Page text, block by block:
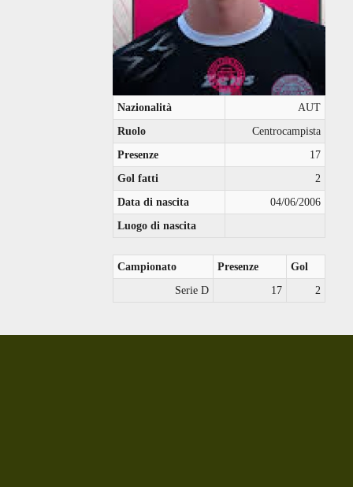
Nazionalità
AUT
Ruolo
Centrocampista
Presenze
17
Gol fatti
2
Data di nascita
04/06/2006
Luogo di nascita
Campionato Presenze
Gol
Serie D
17 2